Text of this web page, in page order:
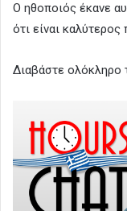
Ο ηθοποιός έκανε
ότι είναι
Διαβάστε ολόκληρο